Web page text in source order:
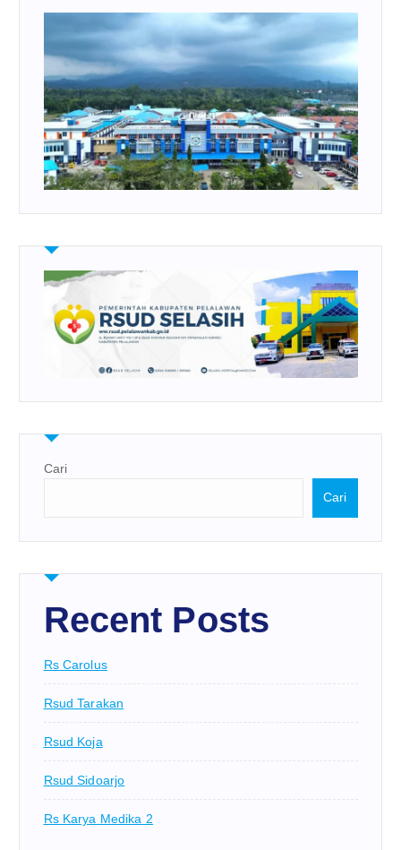
Cari
Cari
Recent Posts
Rs Carolus
Rsud Tarakan
Rsud Koja
Rsud Sidoarjo
Rs Karya Medika 2